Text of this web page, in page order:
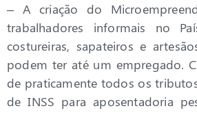
– A criação do
trabalhadores informais no
costureiras, sapateiros e
podem ter até um empregado.
de praticamente todos os
de INSS para aposentadoria